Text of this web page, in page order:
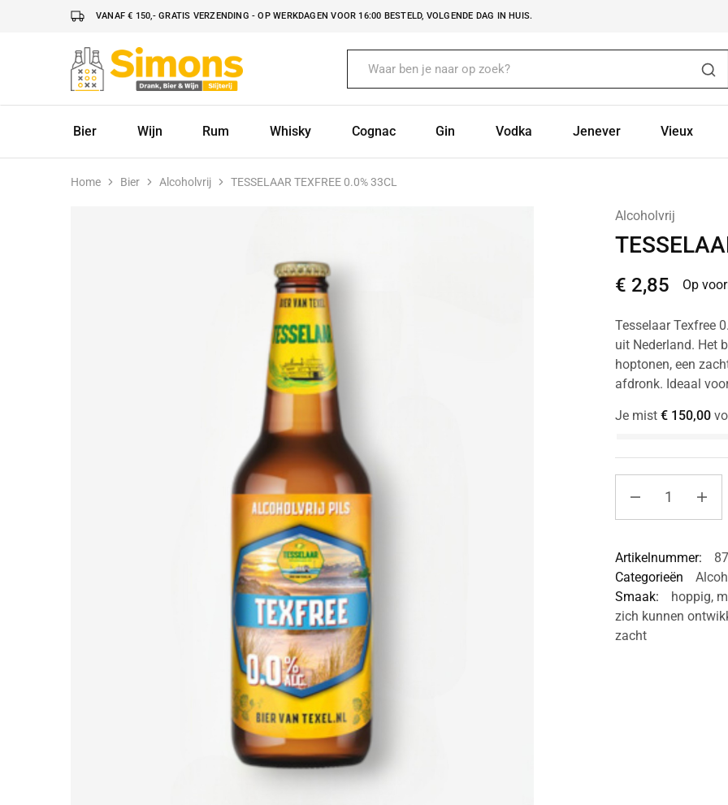
VANAF € 150,- GRATIS VERZENDING - OP WERKDAGEN VOOR 16:00 BESTELD, VOLGENDE DAG IN HUIS.
Simonsdrank.nl
Drank,
Bier
Bier
Wijn Rum Whisky Cognac Gin Vodka Jenever Vieux
Home Bier Alcoholvrij TESSELAAR TEXFREE 0.0% 33CL
Alcoholvrij
€ 2,85 Op
Tesselaar Texfree
uit Nederland. Het
hoptonen, een
afdronk. Ideaal
Je mist €150,00
Artikelnummer:
Categorieën
Smaak:
hoppig,
zich kunnen
zacht